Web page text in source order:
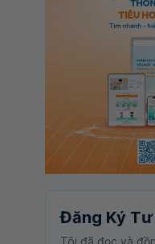
Đăng Ký Tư
Tôi đã đọc và